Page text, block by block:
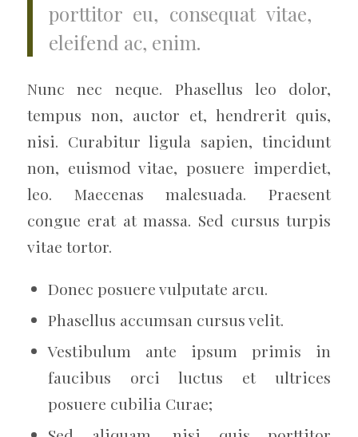
porttitor eu, consequat vitae,
eleifend ac, enim.
Nunc nec neque. Phasellus leo dolor,
tempus non, auctor et, hendrerit quis,
nisi. Curabitur ligula sapien, tincidunt
non, euismod vitae, posuere imperdiet,
leo. Maecenas malesuada. Praesent
congue erat at massa. Sed cursus turpis
vitae tortor.
Donec posuere vulputate arcu.
Phasellus accumsan cursus velit.
Vestibulum ante ipsum primis in
faucibus orci luctus et ultrices
posuere cubilia Curae;